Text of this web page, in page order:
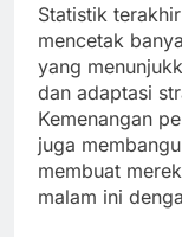
Statistik
mencetak
yang
dan adaptasi
Kemenangan
juga
membuat
malam ini